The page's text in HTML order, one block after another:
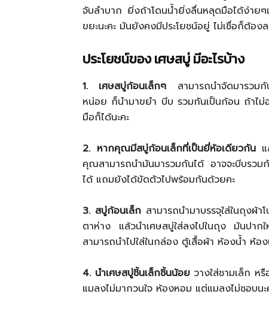
จับลำบาก ยิ่งถ้าโดนน้ำยิ่งลื่นหลุดมือได้ง่ายๆ
ขยะนะคะ มันยังคงมีประโยชน์อยู่ ไม่เชื่อก็ต้อง
ประโยชน์ของ เศษสบู่ มีอะไรบ้าง
1. เศษสบู่ก้อนเล็กๆ สามารถนำจัดมารวม
หน่อย ก็นำมาขยำ บีบ รวมกันเป็นก้อน ถ้าไม่
มือก็ได้นะคะ
2. หากคุณมีสบู่ก้อนเล็กที่เป็นยี่ห้อเดียวกันแ
คุณสามารถนำมันมารวมกันได้ อาจจะบีบรวม
ได้ แถมยังได้ขัดตัวไปพร้อมกันด้วยคะ
3. สบู่ก้อนเล็ก สามารถนำมาบรรจุใส่ในถุงผ้
ตาห่าง แล้วนำเศษสบู่ใส่ลงไปในถุง มันปาก
สามารถนำไปใส่ในกล่อง ตู้เสื้อผ้า ห้องน้ำ ห้อ
4. นำเศษสบู่ชิ้นเล็กชิ้นน้อยวางใส่ชามเล็ก ห
แมลงไม่มากวนใจ ห้องหอม แต่แมลงไม่ชอบนะ